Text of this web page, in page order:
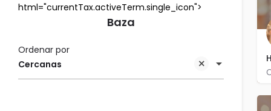
html="currentTax.activeTerm.single_icon">
Baza
Cercanas
Ordenar por